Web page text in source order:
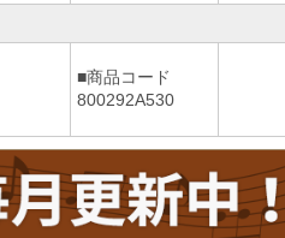
■商品コード
800292A530